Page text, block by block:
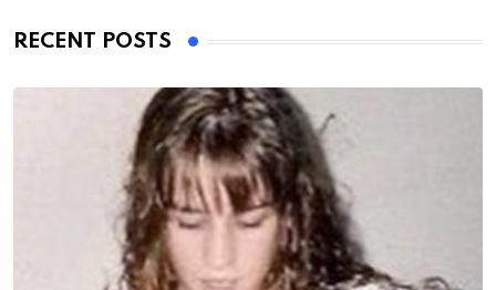
RECENT POSTS